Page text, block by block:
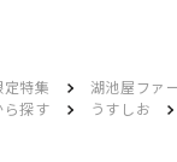
特集 湖池屋ファ
探す うすしお